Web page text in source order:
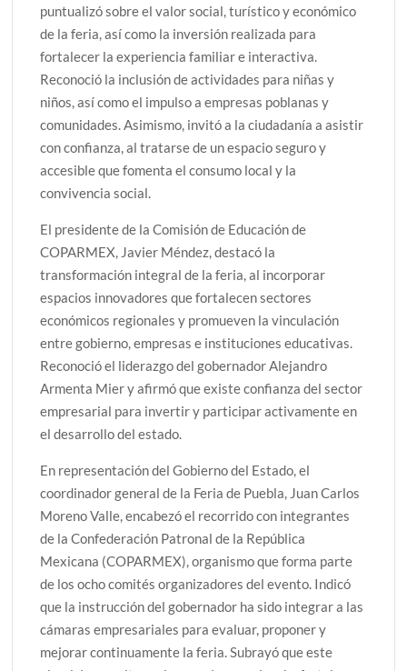
puntualizó sobre el valor social, turístico y económico
de la feria, así como la inversión realizada para
fortalecer la experiencia familiar e interactiva.
Reconoció la inclusión de actividades para niñas y
niños, así como el impulso a empresas poblanas y
comunidades. Asimismo, invitó a la ciudadanía a asistir
con confianza, al tratarse de un espacio seguro y
accesible que fomenta el consumo local y la
convivencia social.
El presidente de la Comisión de Educación de
COPARMEX, Javier Méndez, destacó la
transformación integral de la feria, al incorporar
espacios innovadores que fortalecen sectores
económicos regionales y promueven la vinculación
entre gobierno, empresas e instituciones educativas.
Reconoció el liderazgo del gobernador Alejandro
Armenta Mier y afirmó que existe confianza del sector
empresarial para invertir y participar activamente en
el desarrollo del estado.
En representación del Gobierno del Estado, el
coordinador general de la Feria de Puebla, Juan Carlos
Moreno Valle, encabezó el recorrido con integrantes
de la Confederación Patronal de la República
Mexicana (COPARMEX), organismo que forma parte
de los ocho comités organizadores del evento. Indicó
que la instrucción del gobernador ha sido integrar a las
cámaras empresariales para evaluar, proponer y
mejorar continuamente la feria. Subrayó que este